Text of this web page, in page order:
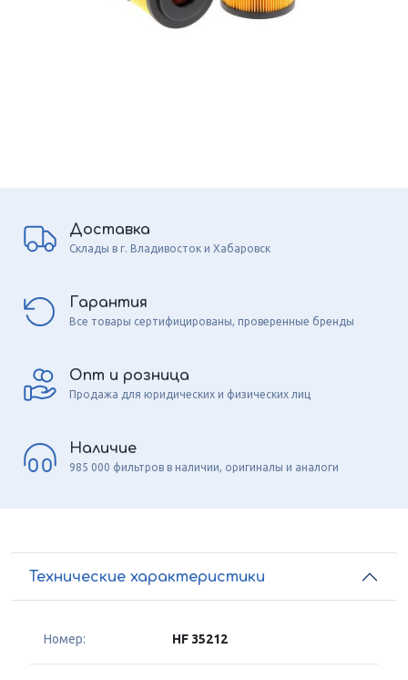
Доставка
Склады в г. Владивосток и Хабаровск
Гарантия
Все товары сертифицированы, проверенные бренды
Опт и розница
Продажа для юридических и физических лиц
Наличие
985 000 фильтров в наличии, оригиналы и аналоги
Технические характеристики
Номер: HF 35212